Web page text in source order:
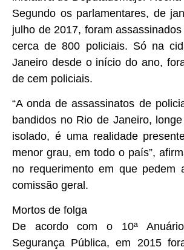
Segundo os parlamentares, de
julho de 2017, foram
cerca de 800 policiais. Só na
Janeiro desde o início do ano,
de cem policiais.
“A onda de assassinatos de
bandidos no Rio de Janeiro,
isolado, é uma realidade
menor grau, em todo o país”,
no requerimento em que pedem
comissão geral.
Mortos de folga
De acordo com o 10ª
Segurança Pública, em 2015